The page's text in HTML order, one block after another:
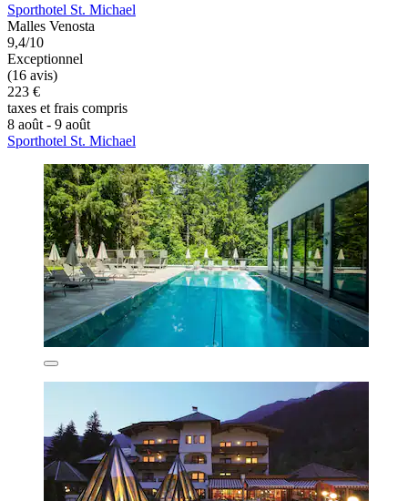
Sporthotel St. Michael
Malles Venosta
9,4/10
Exceptionnel
(16 avis)
223 €
taxes et frais compris
8 août - 9 août
Sporthotel St. Michael